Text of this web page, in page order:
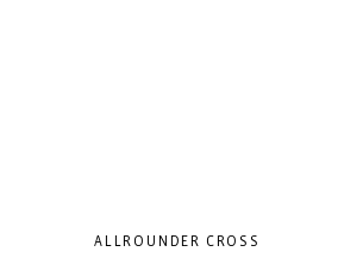
ALLROUNDER CROSS